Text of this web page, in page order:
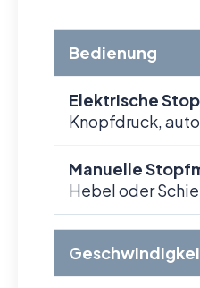
Bedienung
Elektrische
Knopfdruck,
Manuelle
Hebel oder